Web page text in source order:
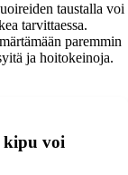
taustalla voi
tarvittaessa.
paremmin
ja hoitokeinoja.
kipu voi